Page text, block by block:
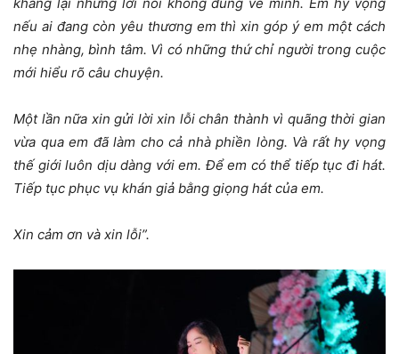
kháng lại những lời nói không đúng về mình. Em hy vọng
nếu ai đang còn yêu thương em thì xin góp ý em một cách
nhẹ nhàng, bình tâm. Vì có những thứ chỉ người trong cuộc
mới hiểu rõ câu chuyện.
Một lần nữa xin gửi lời xin lỗi chân thành vì quãng thời gian
vừa qua em đã làm cho cả nhà phiền lòng. Và rất hy vọng
thế giới luôn dịu dàng với em. Để em có thể tiếp tục đi hát.
Tiếp tục phục vụ khán giả bằng giọng hát của em.
Xin cảm ơn và xin lỗi”.